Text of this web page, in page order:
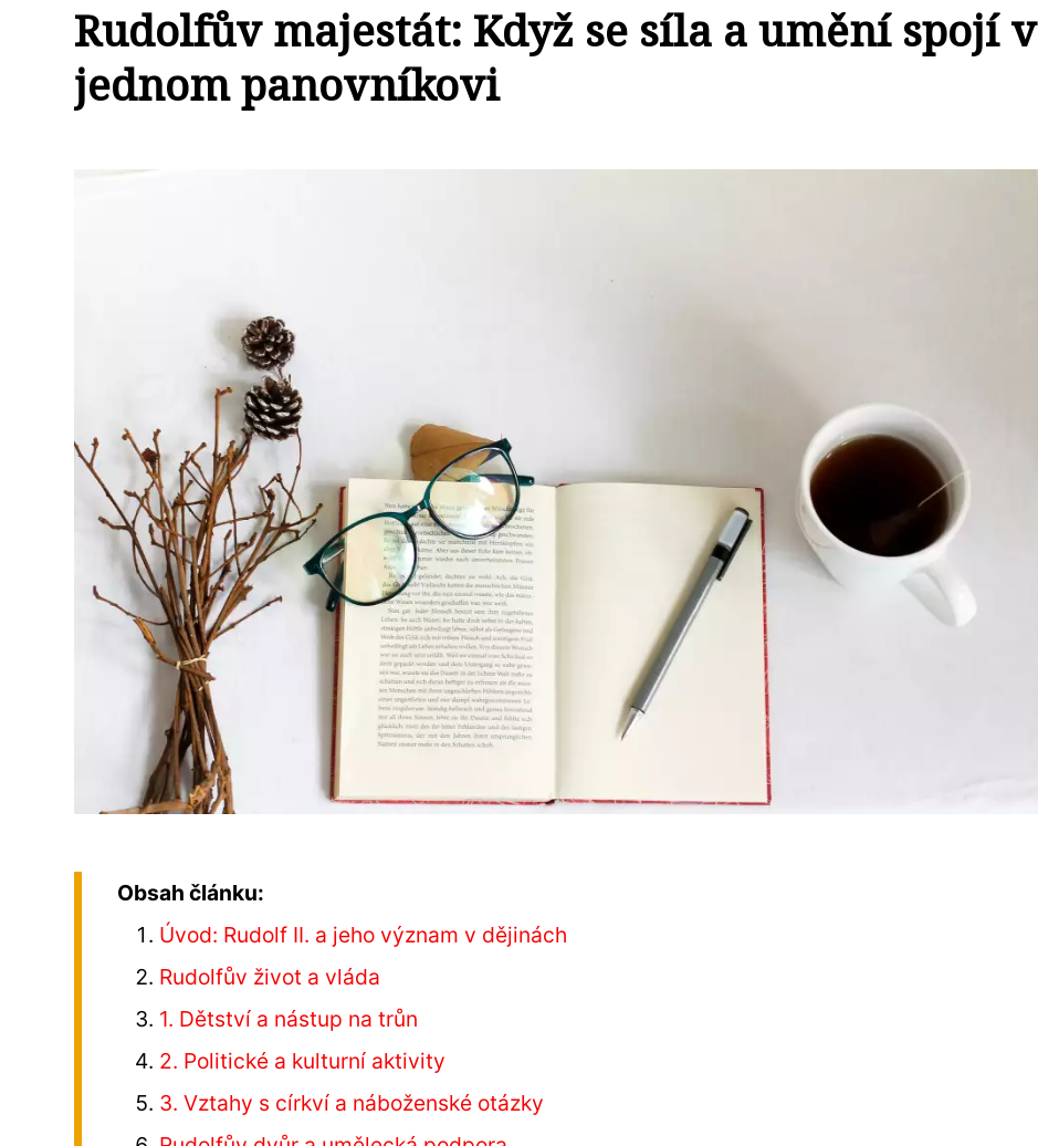
Rudolfův majestát: Když se síla a umění spojí v
jednom panovníkovi
Obsah článku:
Úvod: Rudolf II. a jeho význam v dějinách
Rudolfův život a vláda
1. Dětství a nástup na trůn
2. Politické a kulturní aktivity
3. Vztahy s církví a náboženské otázky